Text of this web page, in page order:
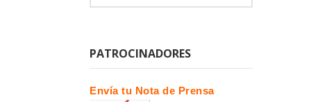
PATROCINADORES
Envía tu Nota de Prensa